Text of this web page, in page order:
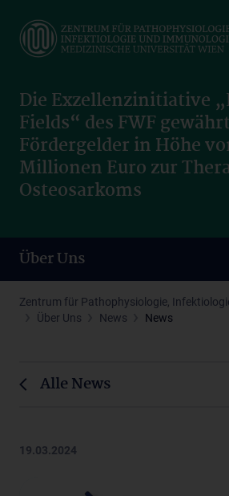
main
Die Exzellenzinitiative
Fields“ des FWF gewährt
Fördergelder in Höhe
Millionen Euro zur
Osteosarkoms
Über Uns
Zentrum für Pathophysiologie,
Über Uns
News News
Alle News
19.03.2024